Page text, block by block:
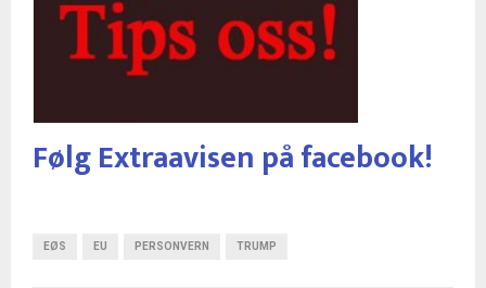
Følg Extraavisen på facebook!
EØS EU PERSONVERN TRUMP